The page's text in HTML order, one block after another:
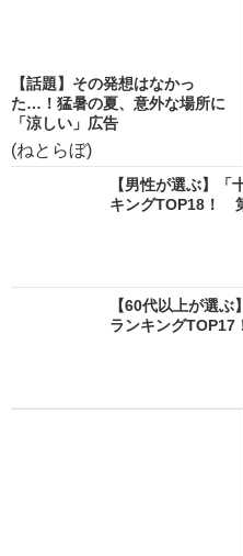
【話題】その発想はなかっ
た…！猛暑の夏、意外な場所に
「涼しい」広告
(ねとらぼ)
【男性が選ぶ】
キングTOP18！
【60代以上が選
ランキング